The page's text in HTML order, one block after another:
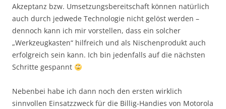
Akzeptanz bzw. Umsetzungsbereitschaft können natürlich
auch durch jedwede Technologie nicht gelöst werden –
dennoch kann ich mir vorstellen, dass ein solcher
„Werkzeugkasten“ hilfreich und als Nischenprodukt auch
erfolgreich sein kann. Ich bin jedenfalls auf die nächsten
Schritte gespannt
Nebenbei habe ich dann noch den ersten wirklich
sinnvollen Einsatzzweck für die Billig-Handies von Motorola